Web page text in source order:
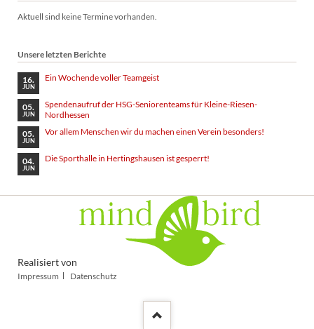
Aktuell sind keine Termine vorhanden.
Unsere letzten Berichte
16.
JUN
Ein Wochende voller Teamgeist
05.
JUN
Spendenaufruf der HSG-Seniorenteams für Kleine-Riesen-
Nordhessen
05.
JUN
Vor allem Menschen wir du machen einen Verein besonders!
04.
JUN
Die Sporthalle in Hertingshausen ist gesperrt!
Realisiert von
Navigation
Impressum Datenschutz